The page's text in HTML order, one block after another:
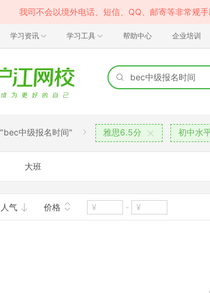
我司不会以境外电话、短信、QQ、邮寄等非常规
学习资讯 学习工具 帮助中心 企业培训
"bec中级报名时间" 雅思6.5分 初中水
大班
人气 价格 -